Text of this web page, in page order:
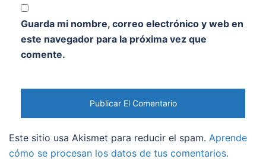
Guarda mi nombre, correo electrónico y web en
este navegador para la próxima vez que
comente.
Este sitio usa Akismet para reducir el spam. Aprende
cómo se procesan los datos de tus comentarios.